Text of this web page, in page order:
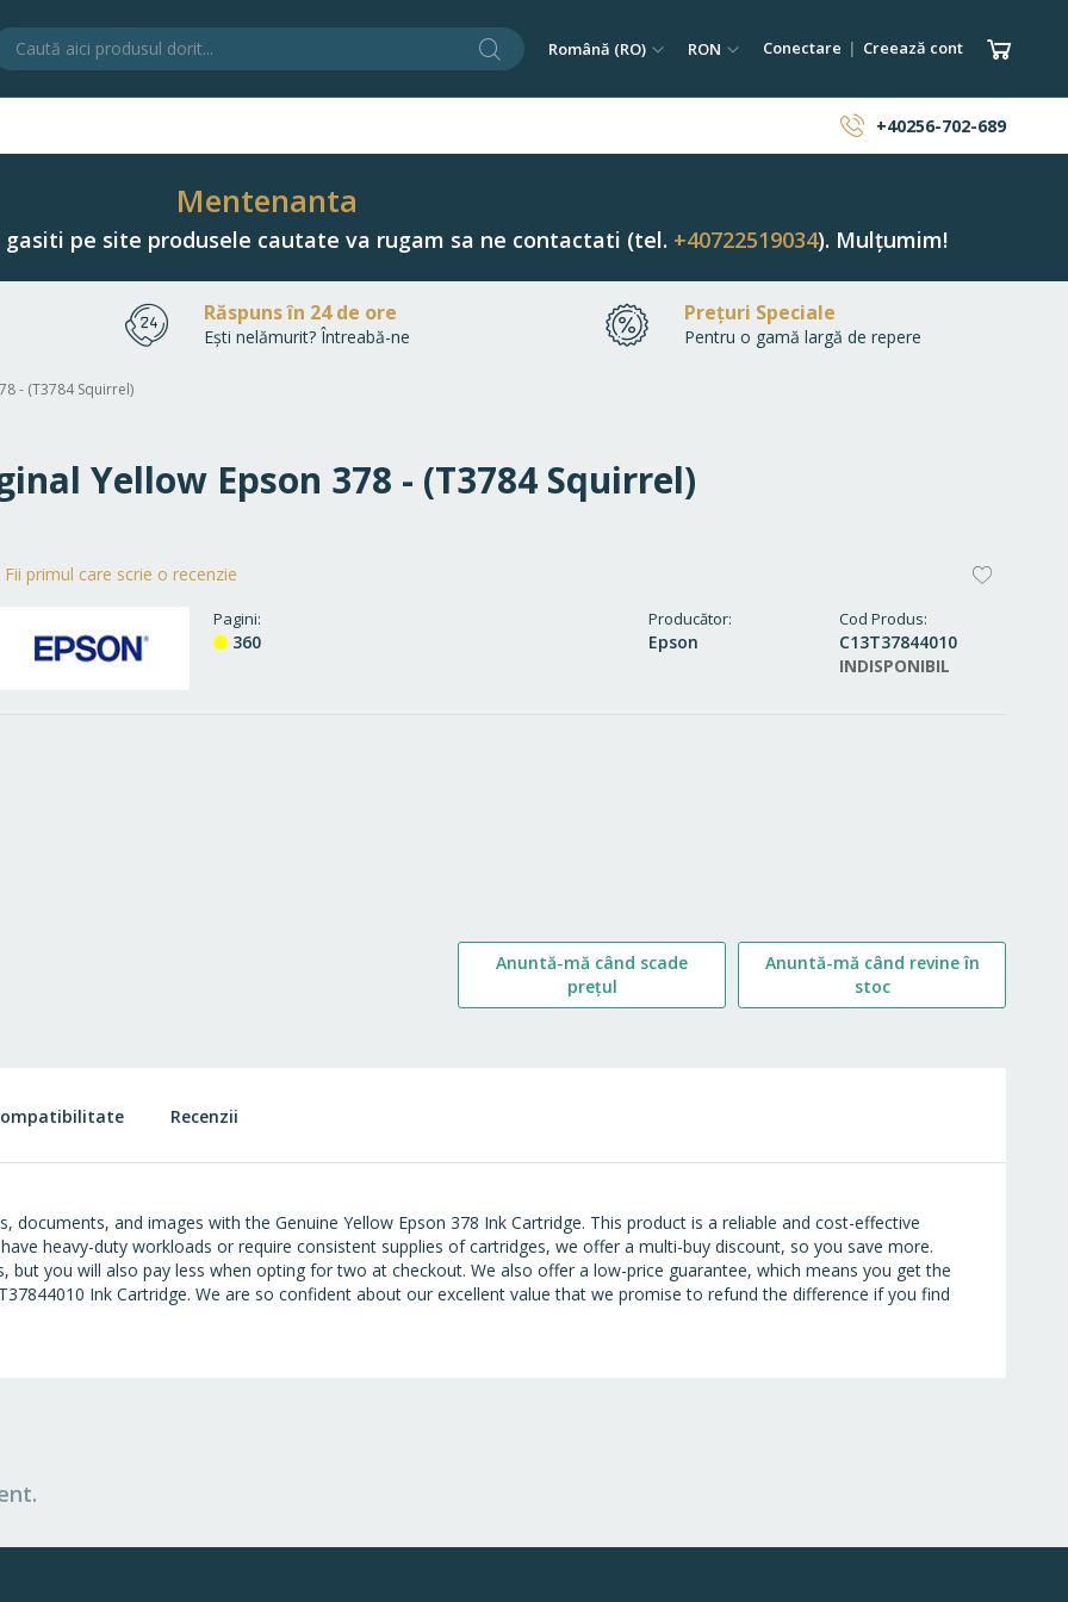
CăutareLimba
Română (RO) Monedă
RON Conectare Creează cont Coșul
+40256-702-689
Mentenanta
pe site produsele cautate va rugam sa ne contactati (tel. +40722519034). Mulțumim!
Răspuns în 24 de ore
Ești nelămurit? Întreabă-ne
Prețuri Speciale
Pentru o gamă largă de repere
- (T3784 Squirrel)
Yellow Epson 378 - (T3784 Squirrel)
Producător
Epson
Cod Produs
C13T37844010
INDISPONIBIL
Fii primul care scrie o recenzie
Pagini
360
Anuntă-mă când scade
prețul
Anuntă-mă când revine în
stoc
and images with the Genuine Yellow Epson 378 Ink Cartridge. This product is a reliable and cost-effective
heavy-duty workloads or require consistent supplies of cartridges, we offer a multi-buy discount, so you save more.
you will also pay less when opting for two at checkout. We also offer a low-price guarantee, which means you get the
Ink Cartridge. We are so confident about our excellent value that we promise to refund the difference if you find
Recenzii